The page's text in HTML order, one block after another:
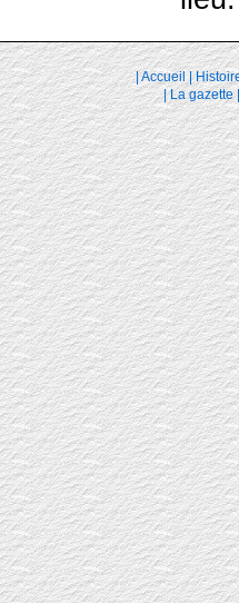
|Accueil
|La gazette|